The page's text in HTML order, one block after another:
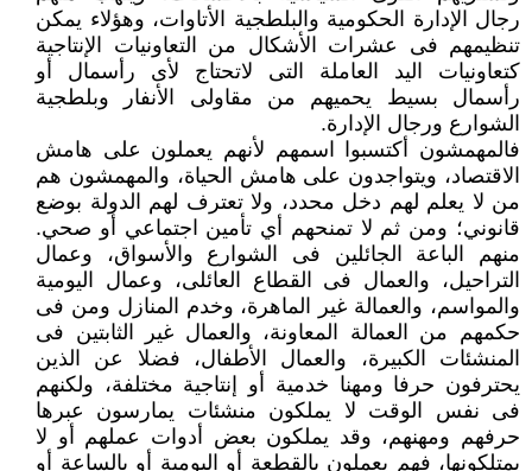
رجال الإدارة الحكومية والبلطجية الأتاوات، وهؤلاء يمكن
تنظيمهم فى عشرات الأشكال من التعاونيات الإنتاجية
كتعاونيات اليد العاملة التى لاتحتاج لأى رأسمال أو
رأسمال بسيط يحميهم من مقاولى الأنفار وبلطجية
الشوارع ورجال الإدارة.
فالمهمشون أكتسبوا اسمهم لأنهم يعملون على هامش
الاقتصاد، ويتواجدون على هامش الحياة، والمهمشون هم
من لا يعلم لهم دخل محدد، ولا تعترف لهم الدولة بوضع
قانوني؛ ومن ثم لا تمنحهم أي تأمين اجتماعي أو صحي.
منهم الباعة الجائلين فى الشوارع والأسواق، وعمال
التراحيل، والعمال فى القطاع العائلى، وعمال اليومية
والمواسم، والعمالة غير الماهرة، وخدم المنازل ومن فى
حكمهم من العمالة المعاونة، والعمال غير الثابتين فى
المنشئات الكبيرة، والعمال الأطفال، فضلا عن الذين
يحترفون حرفا ومهنا خدمية أو إنتاجية مختلفة، ولكنهم
فى نفس الوقت لا يملكون منشئات يمارسون عبرها
حرفهم ومهنهم، وقد يملكون بعض أدوات عملهم أو لا
يمتلكونها، فهم يعملون بالقطعة أو اليومية أو بالساعة أو